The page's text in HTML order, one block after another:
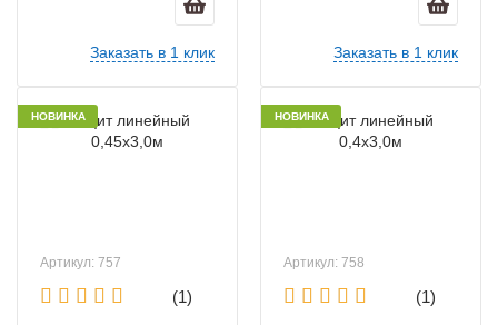
Заказать в 1 клик Заказать в 1 клик
НОВИНКА
Артикул: 757
(1)
НОВИНКА
Артикул: 758
(1)